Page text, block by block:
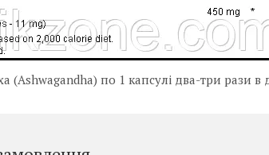
(Ashwagandha) по 1 капсулі два-три рази в